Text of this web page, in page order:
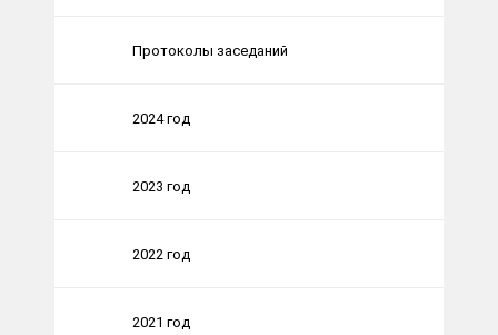
Протоколы заседаний
2024 год
2023 год
2022 год
2021 год